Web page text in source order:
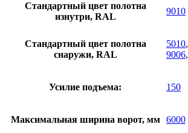
Стандартный цвет полотна
изнутри, RAL
9010
Стандартный цвет полотна
снаружи, RAL
5010,
9006,
Усилие подъема: 150
Максимальная ширина ворот, мм 6000